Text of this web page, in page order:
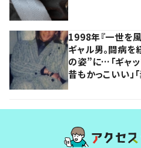
1998年『一世を
ギャル男。闘病
の姿”に…「ギャッ
昔もかっこいい」